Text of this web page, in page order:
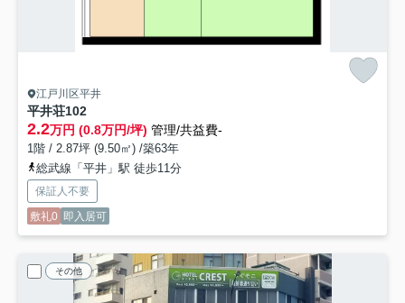
江戸川区平井
平井荘102
2.2万円 (0.8万円/坪) 管理/共益費-
1階 / 2.87坪 (9.50㎡) /築63年
総武線「平井」駅 徒歩11分
保証人不要
敷礼0 即入居可
その他